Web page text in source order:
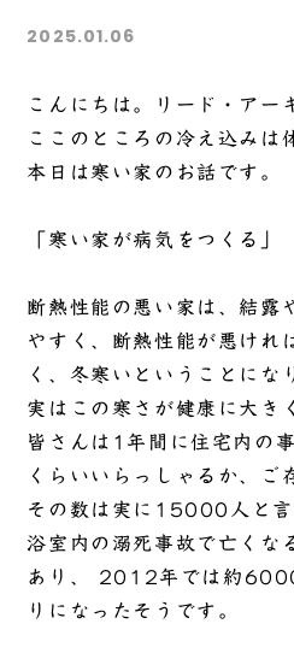
2025.01.06
こんにちは。リード・アー
ここのところの冷え込みは
本日は寒い家のお話です。
「寒い家が病気をつくる」
断熱性能の悪い家は、結露
やすく、断熱性能が悪けれ
く、冬寒いということにな
実はこの寒さが健康に大き
皆さんは1年間に住宅内の
くらいいらっしゃるか、ご
その数は実に15000人と言
浴室内の溺死事故で亡くな
あり、 2012年では約
りになったそうです。